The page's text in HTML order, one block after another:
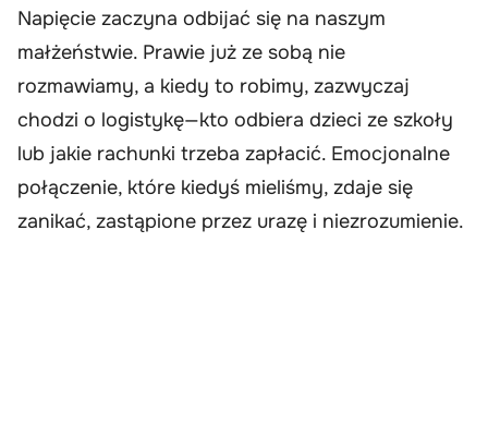
Napięcie zaczyna odbijać się na naszym
małżeństwie. Prawie już ze sobą nie
rozmawiamy, a kiedy to robimy, zazwyczaj
chodzi o logistykę—kto odbiera dzieci ze szkoły
lub jakie rachunki trzeba zapłacić. Emocjonalne
połączenie, które kiedyś mieliśmy, zdaje się
zanikać, zastąpione przez urazę i niezrozumienie.